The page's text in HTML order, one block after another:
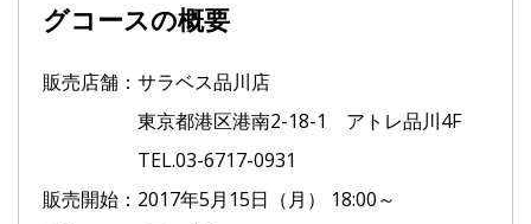
グコースの概要
販売店舗：サラベス品川店
東京都港区港南2-18-1 アトレ品川4F
TEL.03-6717-0931
販売開始：2017年5月15日（月） 18:00～